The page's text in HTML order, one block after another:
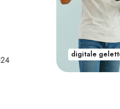
digitale